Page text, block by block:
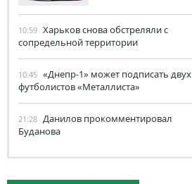
10:59 Харьков снова обстреляли с
сопредельной территории
10:45 «Днепр-1» может подписать двух
футболистов «Металлиста»
21:28 Данилов прокомментировал
Буданова